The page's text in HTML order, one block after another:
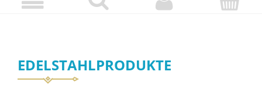
EDELSTAHLPRODUKTE